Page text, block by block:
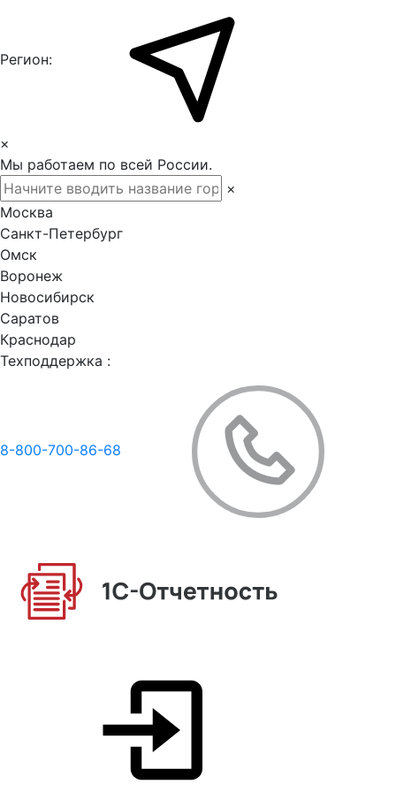
Регион:
×
Мы работаем по всей России.
×
Москва
Санкт-Петербург
Омск
Воронеж
Новосибирск
Саратов
Краснодар
Техподдержка :
8-800-700-86-68